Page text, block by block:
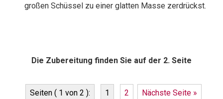
großen Schüssel zu einer glatten Masse zerdrückst.
Die Zubereitung finden Sie auf der 2. Seite
Seiten ( 1 von 2 ): 1 2 Nächste Seite »